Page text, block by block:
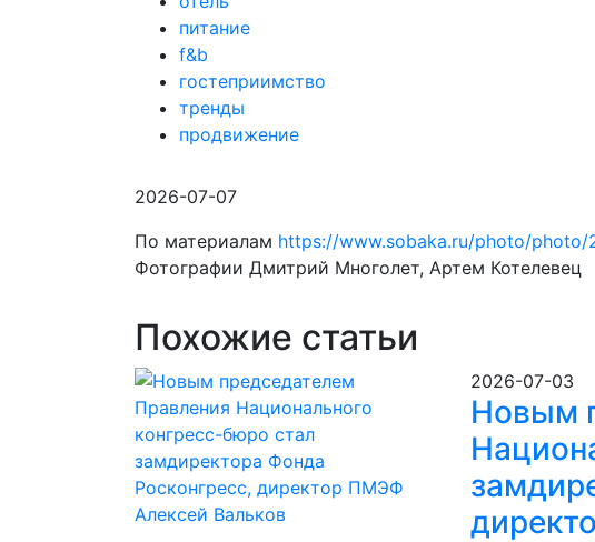
питание
f&b
гостеприимство
тренды
продвижение
2026-07-07
По материалам https://www.sobaka.ru/photo/photo/
Фотографии Дмитрий Многолет, Артем Котелевец
Похожие статьи
2026-07-03
Новым